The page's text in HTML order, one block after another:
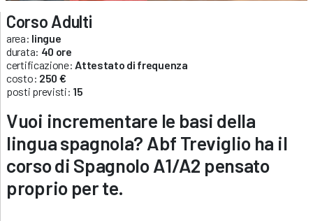
Corso Adulti
area: lingue
durata: 40 ore
certificazione: Attestato di frequenza
costo: 250 €
posti previsti: 15
Vuoi incrementare le basi della
lingua spagnola? Abf Treviglio ha il
corso di Spagnolo A1/A2 pensato
proprio per te.